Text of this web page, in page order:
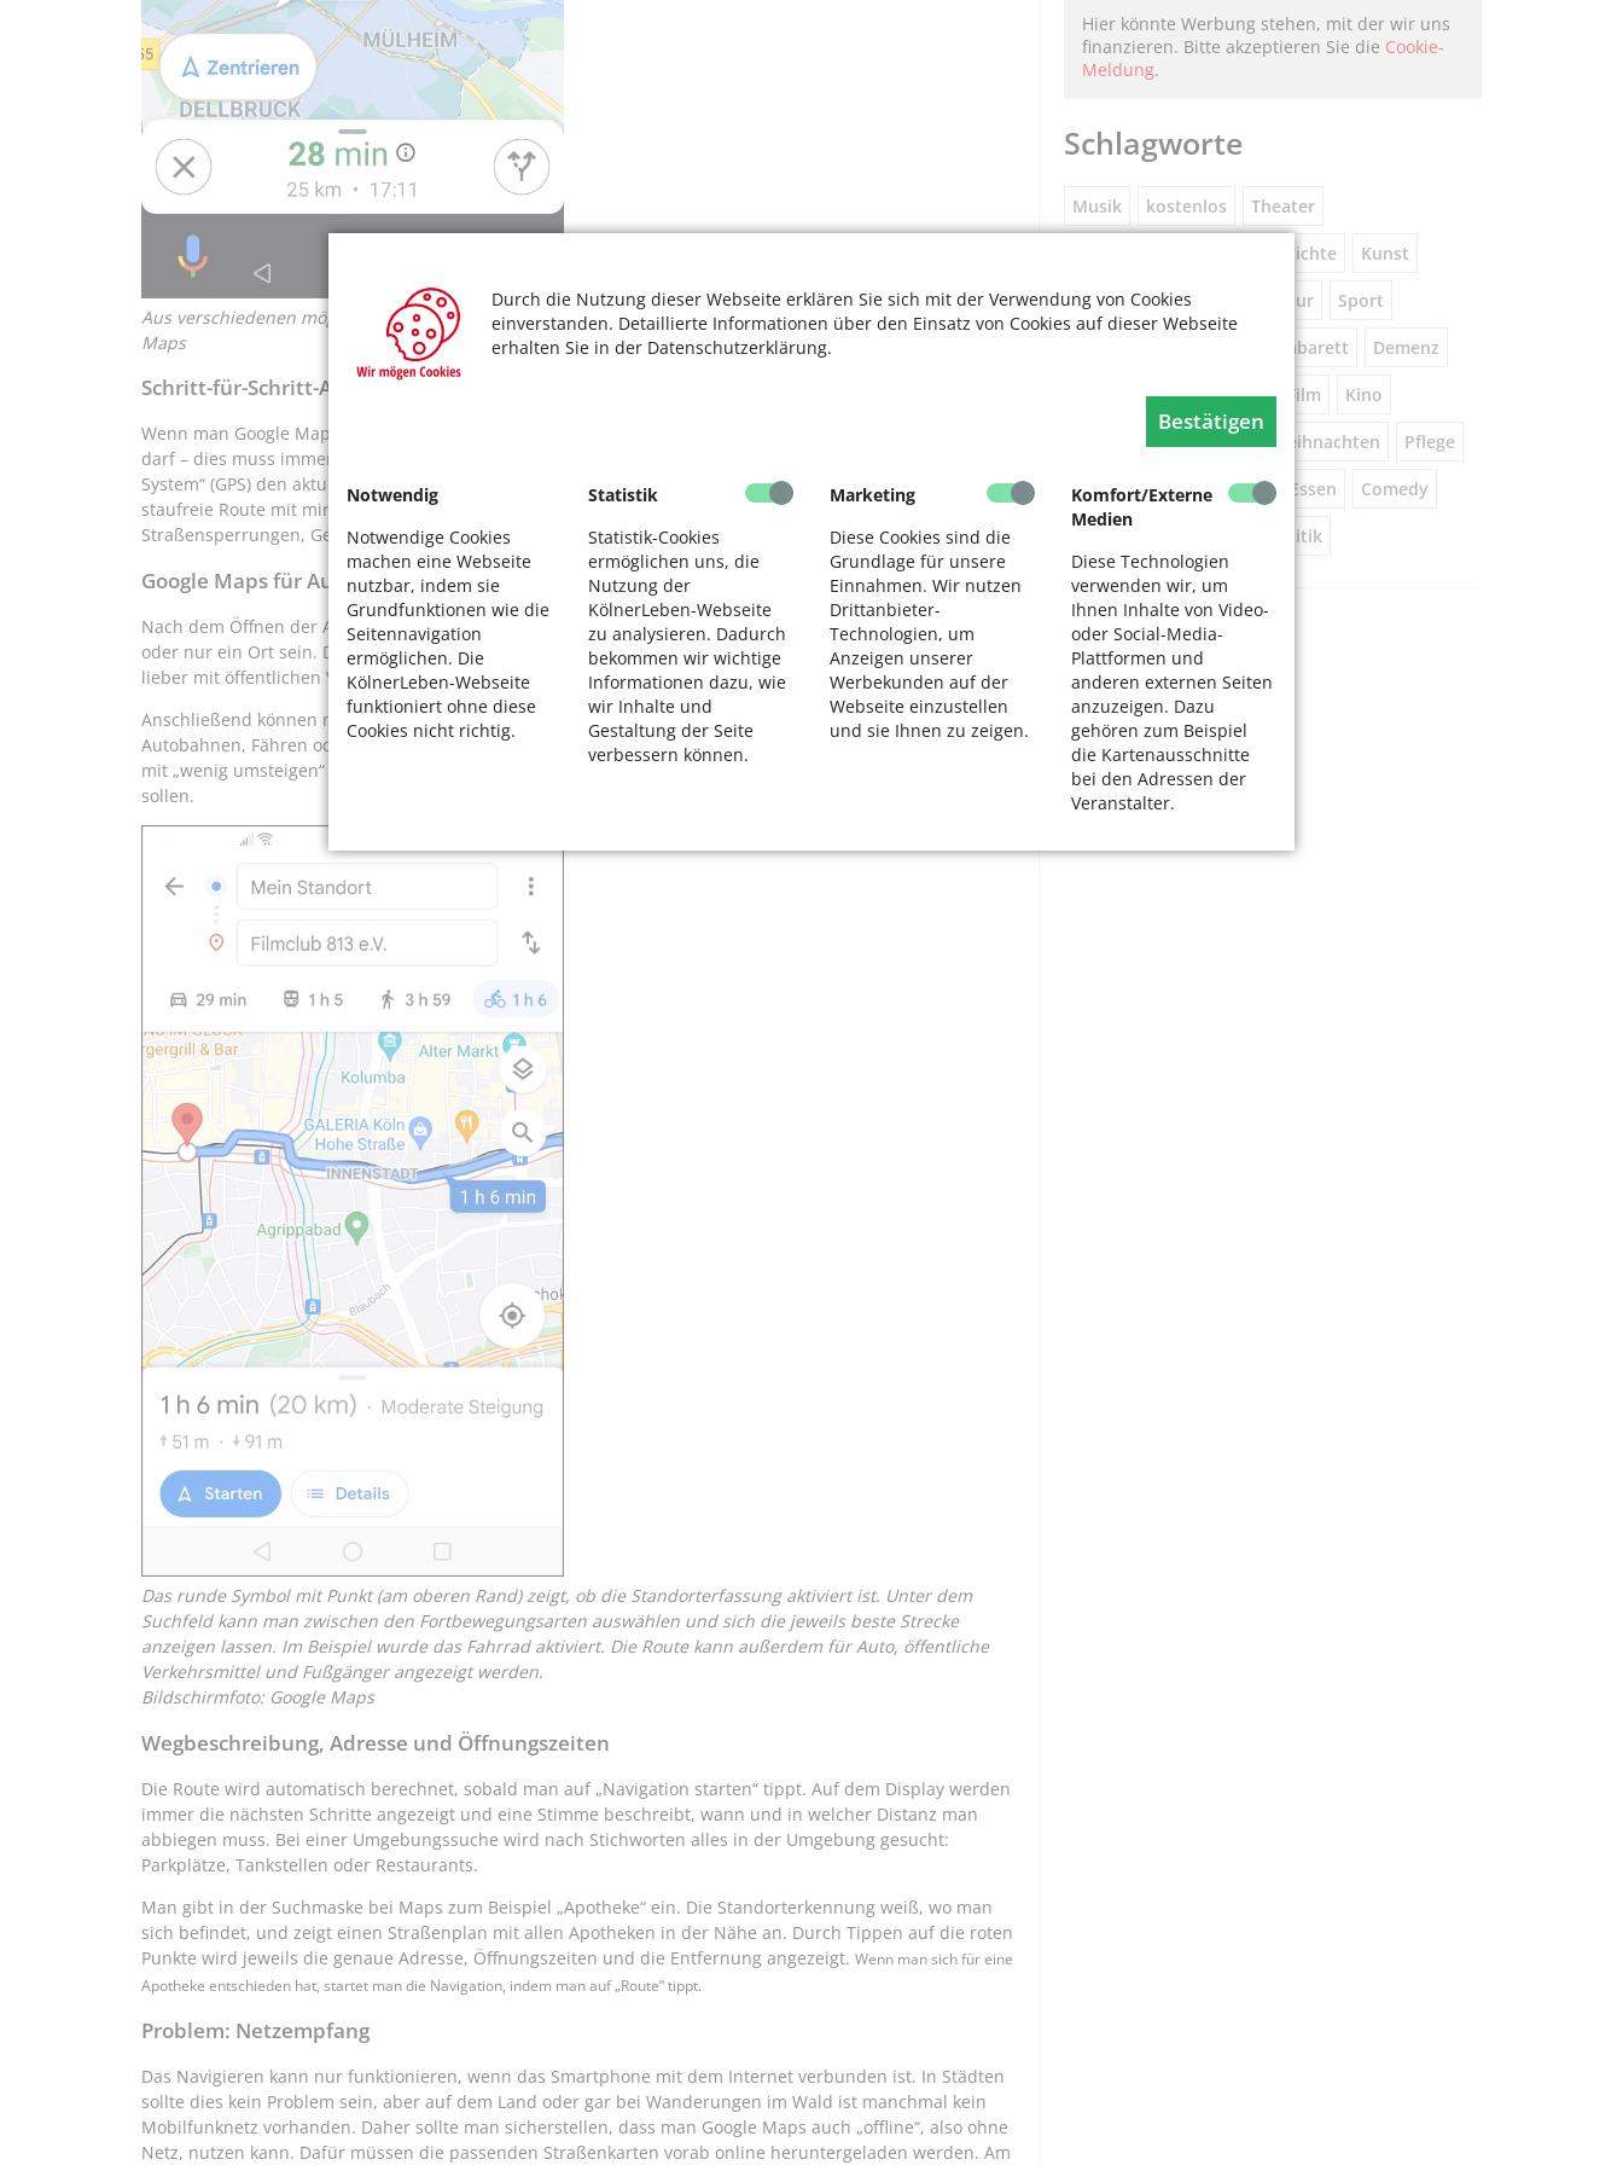
Durch die Nutzung dieser Webseite erklären Sie sich mit der Verwendung von Cookies
einverstanden. Detaillierte Informationen über den Einsatz von Cookies auf dieser Webseite
erhalten Sie in der Datenschutzerklärung.
Bestätigen
Notwendig
Notwendige Cookies
machen eine Webseite
nutzbar, indem sie
Grundfunktionen wie die
Seitennavigation
ermöglichen. Die
KölnerLeben-Webseite
funktioniert ohne diese
Cookies nicht richtig.
Statistik
Statistik-Cookies
ermöglichen uns, die
Nutzung der
KölnerLeben-Webseite
zu analysieren. Dadurch
bekommen wir wichtige
Informationen dazu, wie
wir Inhalte und
Gestaltung der Seite
verbessern können.
Marketing
Diese Cookies sind die
Grundlage für unsere
Einnahmen. Wir nutzen
Drittanbieter-
Technologien, um
Anzeigen unserer
Werbekunden auf der
Webseite einzustellen
und sie Ihnen zu zeigen.
Komfort/Externe
Medien
Diese Technologien
verwenden wir, um
Ihnen Inhalte von Video-
oder Social-Media-
Plattformen und
anderen externen Seiten
anzuzeigen. Dazu
gehören zum Beispiel
die Kartenausschnitte
bei den Adressen der
Veranstalter.
Aus verschiedenen möglichen Routen lässt sich die gewünschte einfach auswählen. Bildschirmfoto: Google
Maps
Schritt-für-Schritt-Anleitung
Wenn man Google Maps öffnet, wird man als Erstes gefragt, ob die Funktion „Standort“ aktiviert werden
darf – dies muss immer mit „Ja“ beantwortet werden. Denn dann kann das Gerät via „Global Positioning
System“ (GPS) den aktuellen Standort des Nutzers ausmachen. So kann die App die beste, bevorzugt
staufreie Route mit minutengenauer Ankunftszeit berechnen. Google Maps informiert zuverlässig über
Straßensperrungen, Gefahren oder Verzögerungen.
Google Maps für Autofahrer, Radfahrer und Fußgänger
Nach dem Öffnen der App schreibt man in das Suchfeld das Ziel hinein. Das kann eine genaue Adresse
oder nur ein Ort sein. Danach gibt man an, ob man die Route mit dem Auto, zu Fuß, mit dem Rad oder
lieber mit öffentlichen Verkehrsmitteln zurücklegen möchte.
Anschließend können noch weitere Kriterien ausgewählt werden: KFZ-Nutzer können auf Wunsch
Autobahnen, Fähren oder Mautstraßen umfahren. Bahnreisende können antippen, ob die „beste Route“
mit „wenig umsteigen“ oder „kurze Fußwege“ oder „rollstuhlgerechte Verbindungen“ angezeigt werden
sollen.
Das runde Symbol mit Punkt (am oberen Rand) zeigt, ob die Standorterfassung aktiviert ist. Unter dem
Suchfeld kann man zwischen den Fortbewegungsarten auswählen undsich die jeweils beste Strecke
anzeigen lassen. Im Beispiel wurde das Fahrrad aktiviert. Die Route kann außerdem für Auto, öffentliche
Verkehrsmittel und Fußgänger angezeigt werden.
Bildschirmfoto: Google Maps
Wegbeschreibung, Adresse und Öffnungszeiten
Die Route wird automatisch berechnet, sobald man auf „Navigation starten“ tippt. Auf dem Display werden
immer die nächsten Schritte angezeigt und eine Stimme beschreibt, wann und in welcher Distanz man
abbiegen muss. Bei einer Umgebungssuche wird nach Stichworten alles in der Umgebung gesucht:
Parkplätze, Tankstellen oder Restaurants.
Man gibt in der Suchmaske bei Maps zum Beispiel „Apotheke“ ein. Die Standorterkennung weiß, wo man
sich befindet, und zeigt einen Straßenplan mit allen Apotheken in der Nähe an. Durch Tippen auf die roten
Punkte wird jeweils die genaue Adresse, Öffnungszeiten und die Entfernung angezeigt. Wenn man sich für eine
Apotheke entschieden hat, startet man die Navigation, indem man auf „Route“ tippt.
Problem: Netzempfang
Das Navigieren kann nur funktionieren, wenn das Smartphone mit dem Internet verbunden ist. In Städten
sollte dies kein Problem sein, aber auf dem Land oder gar bei Wanderungen im Wald ist manchmal kein
Mobilfunknetz vorhanden. Daher sollte man sicherstellen, dass man Google Maps auch „offline“, also ohne
Netz, nutzen kann. Dafür müssen die passenden Straßenkarten vorab online heruntergeladen werden. Am
Hier könnte Werbung stehen, mit der wir uns
finanzieren. Bitte akzeptieren Sie die Cookie-
Meldung.
Schlagworte
Musik kostenlos Theater
Geschichte Kunst
Museum Natur Literatur Sport
Kabarett Demenz
Wandern Brauchtum Film Kino
Vorsorge Beratung Weihnachten Pflege
Feste Tanz Vortrag Essen Comedy
Politik